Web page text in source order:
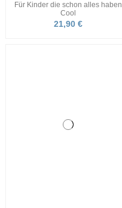
Für Kinder die schon alles haben
Cool
21,90 €